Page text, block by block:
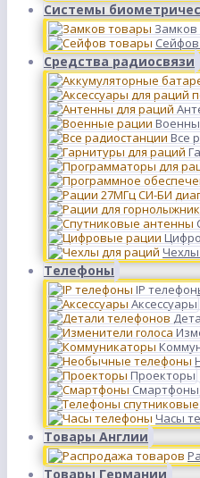
Системы
Средства радиосвязи
Все
Телефоны
IP
Аксессуары
Проекторы
Смартфоны
Часы
Товары Англии
Товары Германии